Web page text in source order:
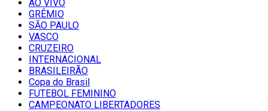
AO VIVO
GRÊMIO
SĀO PAULO
VASCO
CRUZEIRO
INTERNACIONAL
BRASILEIRÃO
Copa do Brasil
FUTEBOL FEMININO
CAMPEONATO LIBERTADORES